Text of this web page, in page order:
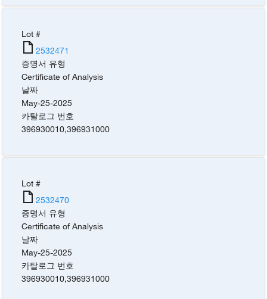
Lot #
2532471
증명서 유형
Certificate of Analysis
날짜
May-25-2025
카탈로그 번호
396930010,396931000
Lot #
2532470
증명서 유형
Certificate of Analysis
날짜
May-25-2025
카탈로그 번호
396930010,396931000